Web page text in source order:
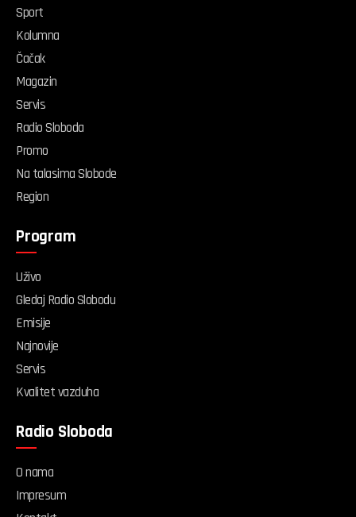
Sport
Kolumna
Čačak
Magazin
Servis
Radio Sloboda
Promo
Na talasima Slobode
Region
Program
Uživo
Gledaj Radio Slobodu
Emisije
Najnovije
Servis
Kvalitet vazduha
Radio Sloboda
O nama
Impresum